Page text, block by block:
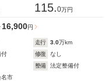
115.0万円
16,900円
走行 3.0万km
付 修復
なし
整備
法定整備付
名市